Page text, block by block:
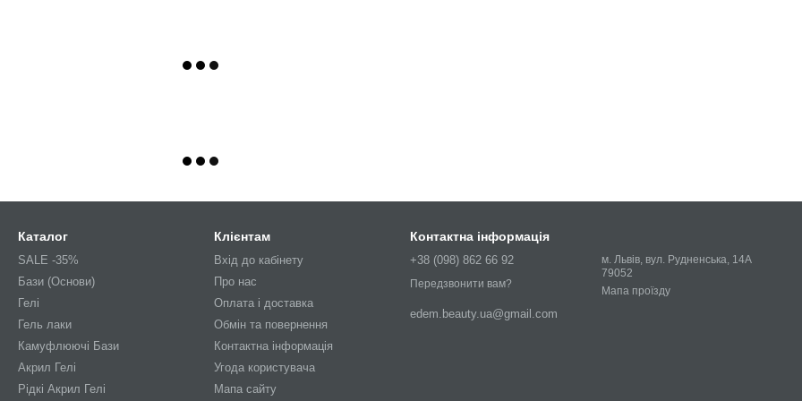
Каталог
SALE -35%
Бази (Основи)
Гелі
Гель лаки
Камуфлюючі Бази
Акрил Гелі
Рідкі Акрил Гелі
Клієнтам
Вхід до кабінету
Про нас
Оплата і доставка
Обмін та повернення
Контактна інформація
Угода користувача
Мапа сайту
Контактна інформація
+38 (098) 862 66 92
Передзвонити вам?
edem.beauty.ua@gmail.com
м. Львів, вул. Рудненська, 14А
79052
Мапа проїзду